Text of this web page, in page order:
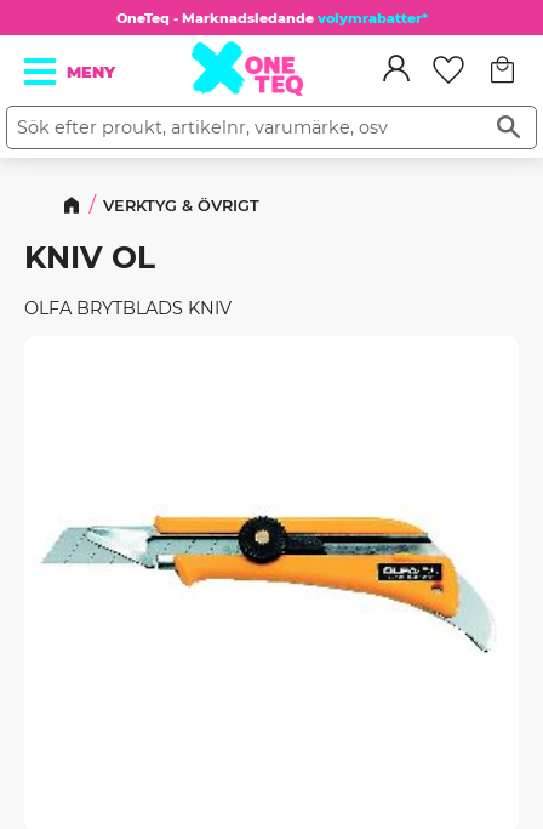
Meny
OneTeq - Marknadsledande volymrabatter*
VERKTYG & ÖVRIGT
KNIV OL
OLFA BRYTBLADS KNIV